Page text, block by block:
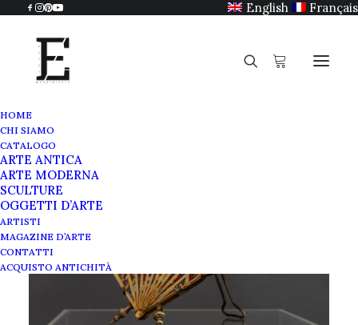
English Français
HOME
CHI SIAMO
CATALOGO
ARTE ANTICA
ARTE MODERNA
SCULTURE
OGGETTI D’ARTE
ARTISTI
MAGAZINE D’ARTE
CONTATTI
ACQUISTO ANTICHITÀ